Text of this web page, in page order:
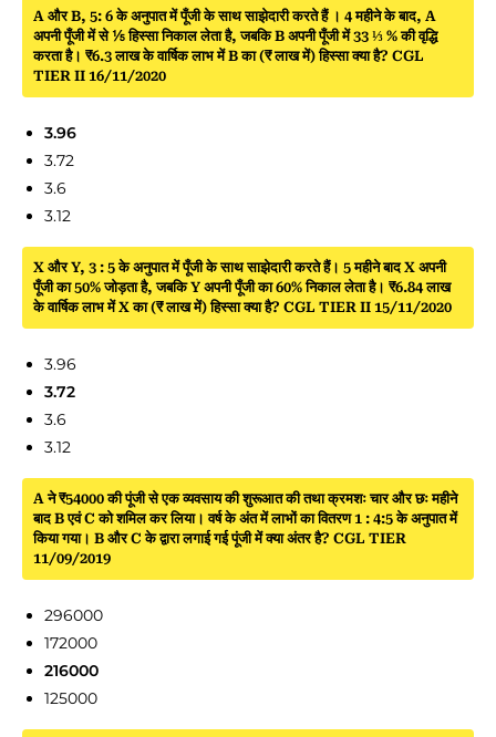
A और B, 5: 6 के अनुपात में पूँजी के साथ साझेदारी करते हैं । 4 महीने के बाद, A
अपनी पूँजी में से ⅕ हिस्सा निकाल लेता है, जबकि B अपनी पूँजी में 33 ⅓ % की वृद्धि
करता है। ₹6.3 लाख के वार्षिक लाभ में B का (₹ लाख में) हिस्सा क्या है? CGL
TIER II 16/11/2020
3.96
3.72
3.6
3.12
X और Y, 3 : 5 के अनुपात में पूँजी के साथ साझेदारी करते हैं। 5 महीने बाद X अपनी
पूँजी का 50% जोड़ता है, जबकि Y अपनी पूँजी का 60% निकाल लेता है। ₹6.84 लाख
के वार्षिक लाभ में X का (₹ लाख में) हिस्सा क्या है? CGL TIER II 15/11/2020
3.96
3.72
3.6
3.12
A ने ₹54000 की पूंजी से एक व्यवसाय की शुरूआत की तथा क्रमशः चार और छः महीने
बाद B एवं C को शमिल कर लिया। वर्ष के अंत में लाभों का वितरण 1 : 4:5 के अनुपात में
किया गया। B और C के द्वारा लगाई गई पूंजी में क्या अंतर है? CGL TIER
11/09/2019
296000
172000
216000
125000